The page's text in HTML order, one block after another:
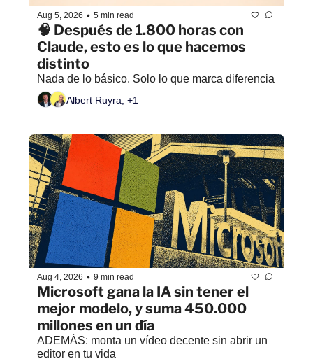
Aug 5, 2026 • 5 min read
🧠 Después de 1.800 horas con
Claude, esto es lo que hacemos
distinto
Nada de lo básico. Solo lo que marca diferencia
Albert Ruyra, +1
Aug 4, 2026 • 9 min read
Microsoft gana la IA sin tener el
mejor modelo, y suma 450.000
millones en un día
ADEMÁS: monta un vídeo decente sin abrir un
editor en tu vida